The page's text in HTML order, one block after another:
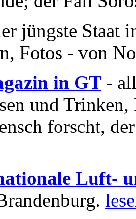
jüngste Staat
Fotos - von
in GT -
und
forscht,
Luft-